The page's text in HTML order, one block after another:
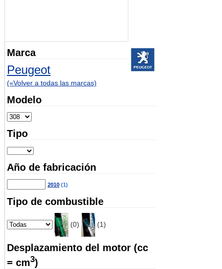
Marca
Peugeot
(«Volver a todas las marcas)
Modelo
Tipo
Año de fabricación
2010(1)
Tipo de combustible
(0) (1)
Desplazamiento del motor (cc
= cm3)